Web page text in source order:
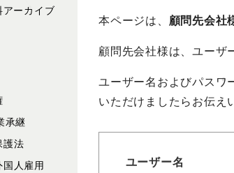
本ページは、 顧問先会社
顧問先会社様は、ユーザ
ユーザー名およびパスワ
いただけましたらお伝え
ユーザー名
ーカイブ
承継
護法
国人雇用